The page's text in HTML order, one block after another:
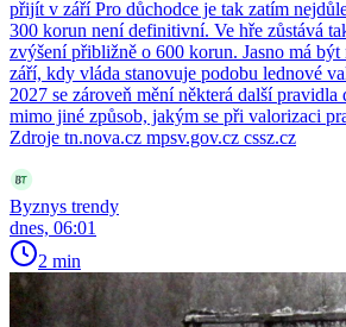
přijít v září Pro důchodce je tak zatím
300 korun není definitivní. Ve hře zůstává
zvýšení přibližně o 600 korun. Jasno má
září, kdy vláda stanovuje podobu lednové
2027 se zároveň mění některá další pravidla
mimo jiné způsob, jakým se při valorizaci
Zdroje tn.nova.cz mpsv.gov.cz cssz.cz
Byznys trendy
dnes, 06:01
2 min